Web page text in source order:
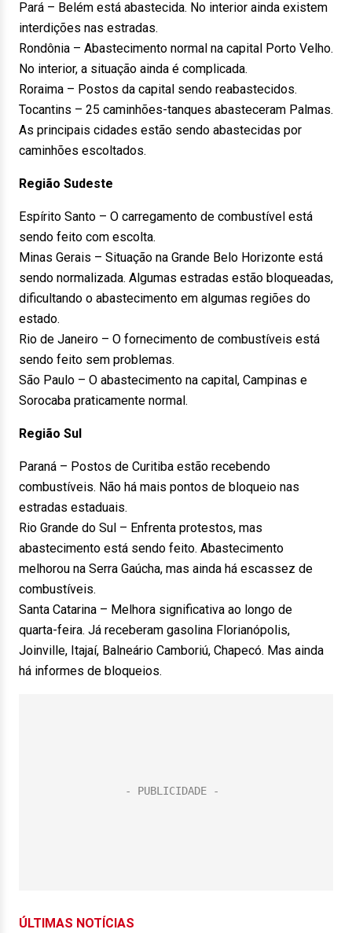
Pará – Belém está abastecida. No interior ainda existem
interdições nas estradas.
Rondônia – Abastecimento normal na capital Porto Velho.
No interior, a situação ainda é complicada.
Roraima – Postos da capital sendo reabastecidos.
Tocantins – 25 caminhões-tanques abasteceram Palmas.
As principais cidades estão sendo abastecidas por
caminhões escoltados.
Região Sudeste
Espírito Santo – O carregamento de combustível está
sendo feito com escolta.
Minas Gerais – Situação na Grande Belo Horizonte está
sendo normalizada. Algumas estradas estão bloqueadas,
dificultando o abastecimento em algumas regiões do
estado.
Rio de Janeiro – O fornecimento de combustíveis está
sendo feito sem problemas.
São Paulo – O abastecimento na capital, Campinas e
Sorocaba praticamente normal.
Região Sul
Paraná – Postos de Curitiba estão recebendo
combustíveis. Não há mais pontos de bloqueio nas
estradas estaduais.
Rio Grande do Sul – Enfrenta protestos, mas
abastecimento está sendo feito. Abastecimento
melhorou na Serra Gaúcha, mas ainda há escassez de
combustíveis.
Santa Catarina – Melhora significativa ao longo de
quarta-feira. Já receberam gasolina Florianópolis,
Joinville, Itajaí, Balneário Camboriú, Chapecó. Mas ainda
há informes de bloqueios.